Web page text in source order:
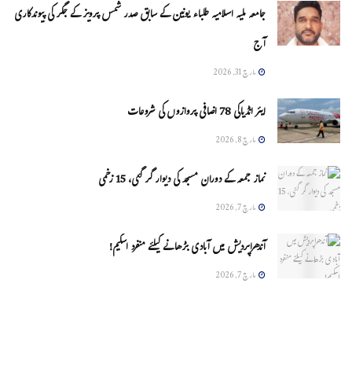
جامعہ ملیہ اسلامیہ طلباء یونین کے سابق صدر شمس پرویز کے جگر کی پیوندکاری
آج
مارچ 31, 2026
ایئر انڈیاکی 78 اضافی پروازوں کی شروعات
مارچ 8, 2026
نماز جمعہ کے دوران مسجد کی دیوار گر گئی، 15 زخمی
مارچ 7, 2026
آندھراپردیش میں آبادی بڑھانے کیلئے منفرد اسکیم!
مارچ 7, 2026